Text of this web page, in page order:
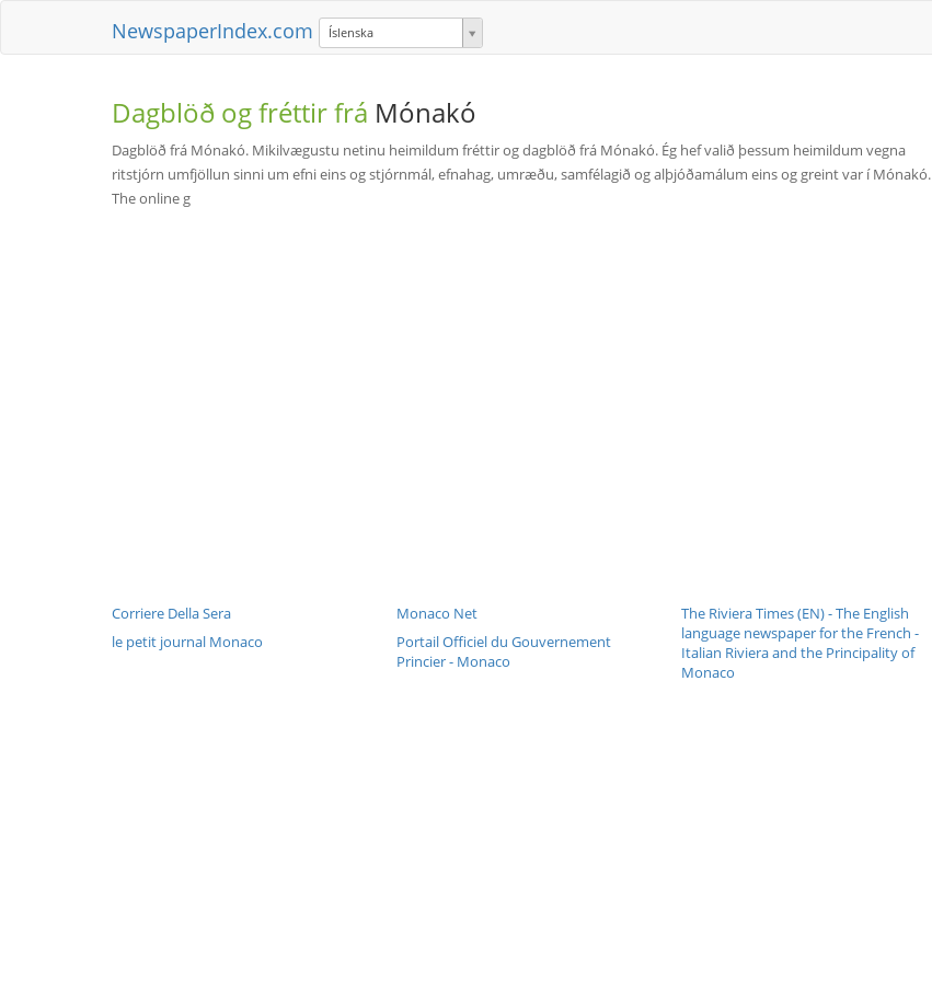
NewspaperIndex.com Íslenska
Dagblöð og fréttir frá Mónakó
Dagblöð frá Mónakó. Mikilvægustu netinu heimildum fréttir og dagblöð frá Mónakó. Ég hef valið þessum heimildum vegna
ritstjórn umfjöllun sinni um efni eins og stjórnmál, efnahag, umræðu, samfélagið og alþjóðamálum eins og greint var í Mónakó.
The online g
Corriere Della Sera
le petit journal Monaco
Monaco Net
Portail Officiel du Gouvernement
Princier - Monaco
The Riviera Times (EN) - The English
language newspaper for the French -
Italian Riviera and the Principality of
Monaco